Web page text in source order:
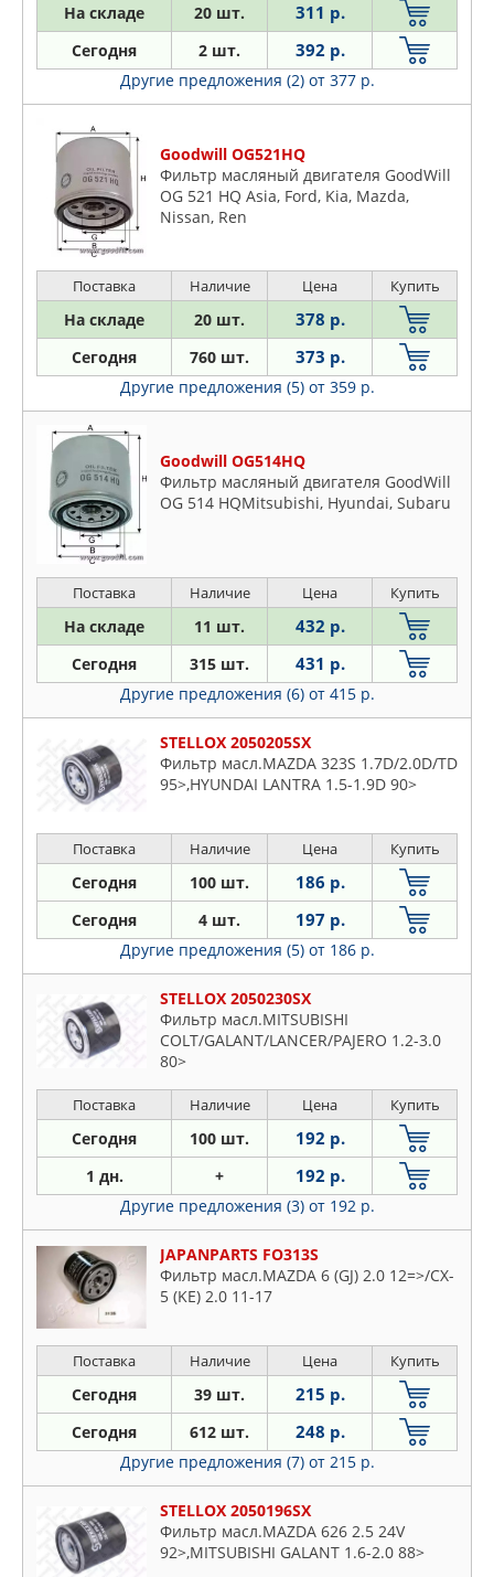
На складе 20 шт. 311 р.
Сегодня 2 шт. 392 р.
Другие предложения (2) от 377 р.
Goodwill OG521HQ
Фильтр масляный двигателя GoodWill
OG 521 HQ Asia, Ford, Kia, Mazda,
Nissan, Ren
Поставка Наличие Цена Купить
На складе 20 шт. 378 р.
Сегодня 760 шт. 373 р.
Другие предложения (5) от 359 р.
Goodwill OG514HQ
Фильтр масляный двигателя GoodWill
OG 514 HQMitsubishi, Hyundai, Subaru
Поставка Наличие Цена Купить
На складе 11 шт. 432 р.
Сегодня 315 шт. 431 р.
Другие предложения (6) от 415 р.
STELLOX 2050205SX
Фильтр масл.MAZDA 323S 1.7D/2.0D/TD
95>,HYUNDAI LANTRA 1.5-1.9D 90>
Поставка Наличие Цена Купить
Сегодня 100 шт. 186 р.
Сегодня 4 шт. 197 р.
Другие предложения (5) от 186 р.
STELLOX 2050230SX
Фильтр масл.MITSUBISHI
COLT/GALANT/LANCER/PAJERO 1.2-3.0
80>
Поставка Наличие Цена Купить
Сегодня 100 шт. 192 р.
1 дн. + 192 р.
Другие предложения (3) от 192 р.
JAPANPARTS FO313S
Фильтр масл.MAZDA 6 (GJ) 2.0 12=>/CX-
5 (KE) 2.0 11-17
Поставка Наличие Цена Купить
Сегодня 39 шт. 215 р.
Сегодня 612 шт. 248 р.
Другие предложения (7) от 215 р.
STELLOX 2050196SX
Фильтр масл.MAZDA 626 2.5 24V
92>,MITSUBISHI GALANT 1.6-2.0 88>